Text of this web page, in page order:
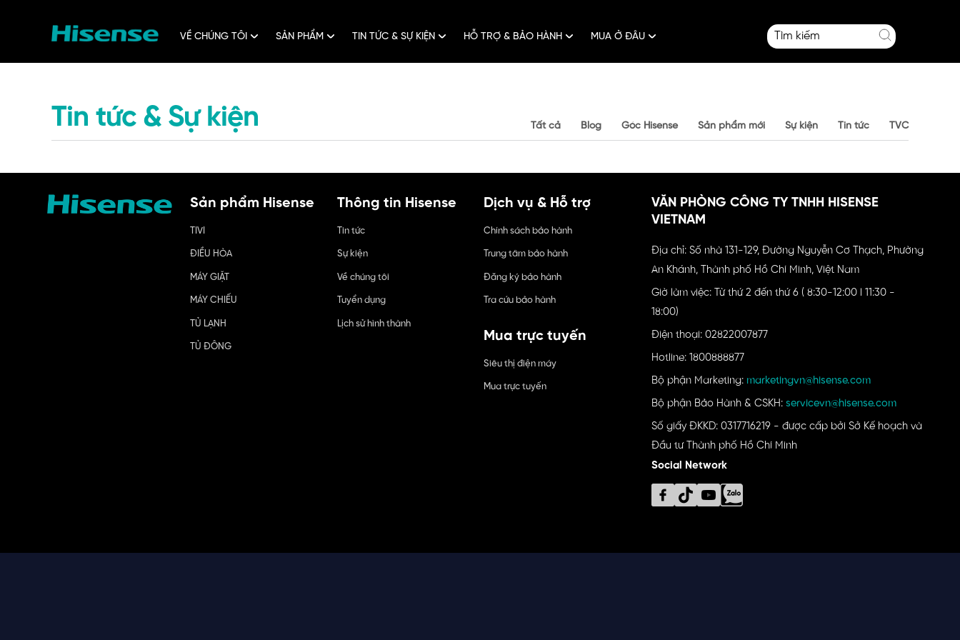
VỀ CHÚNG TÔI SẢN PHẨM TIN TỨC & SỰ KIỆN HỖ TRỢ & BẢO HÀNH MUA Ở ĐÂU
Tin tức & Sự kiện Tất cả Blog Góc Hisense Sản phẩm mới Sự kiện Tin tức TVC
Sản phẩm Hisense
TIVI
ĐIỀU HÒA
MÁY GIẶT
MÁY CHIẾU
TỦ LẠNH
TỦ ĐÔNG
Thông tin Hisense
Tin tức
Sự kiện
Về chúng tôi
Tuyển dụng
Lịch sử hình thành
Dịch vụ & Hỗ trợ
Chính sách bảo hành
Trung tâm bảo hành
Đăng ký bảo hành
Tra cứu bảo hành
Mua trực tuyến
Siêu thị điện máy
Mua trực tuyến
VĂN PHÒNG CÔNG TY TNHH HISENSE
VIETNAM
Địa chỉ: Số nhà 131-129, Đường Nguyễn Cơ Thạch, Phường
An Khánh, Thành phố Hồ Chí Minh, Việt Nam
Giờ làm việc: Từ thứ 2 đến thứ 6 ( 8:30-12:00 l 11:30 -
18:00)
Điện thoại: 02822007877
Hotline: 1800888877
Bộ phận Marketing: marketingvn@hisense.com
Bộ phận Bảo Hành & CSKH:servicevn@hisense.com
Số giấy ĐKKD: 0317716219 - được cấp bởi Sở Kế hoạch và
Đầu tư Thành phố Hồ Chí Minh
Social Network